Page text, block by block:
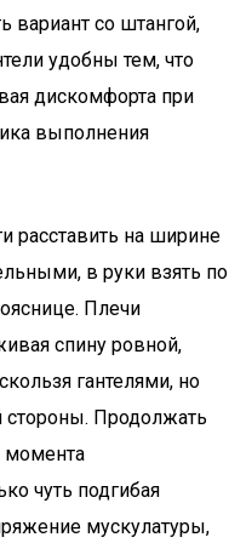
вариант со штангой,
удобны тем, что
дискомфорта при
выполнения
расставить на ширине
в руки взять по
Плечи
спину ровной,
гантелями, но
стороны. Продолжать
момента
чуть подгибая
мускулатуры,